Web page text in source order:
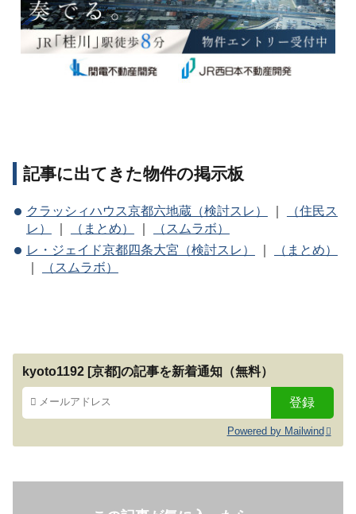
記事に出てきた物件の掲示板
クラッシィハウス京都六地蔵（検討スレ） ｜
（住民ス
レ）
｜ （まとめ） ｜
（スムラボ）
レ・ジェイド京都四条大宮（検討スレ）
｜
（まとめ）
｜
（スムラボ）
kyoto1192 [京都]の記事を新着通知（無料）
Powered by Mailwind